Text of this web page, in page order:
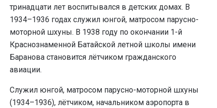
тринадцати лет воспитывался в детских домах. В
1934–1936 годах служил юнгой, матросом парусно-
моторной шхуны. В 1938 году по окончании 1-й
Краснознаменной Батайской летной школы имени
Баранова становится лётчиком гражданского
авиации.
Служил юнгой, матросом парусно-моторной шхуны
(1934–1936), лётчиком, начальником аэропорта в